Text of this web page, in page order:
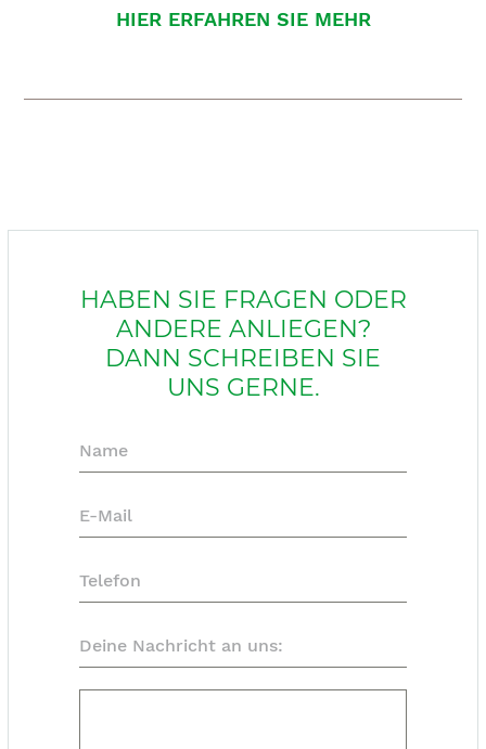
HIER ERFAHREN SIE MEHR
HABEN SIE FRAGEN ODER
ANDERE ANLIEGEN?
DANN SCHREIBEN SIE
UNS GERNE.